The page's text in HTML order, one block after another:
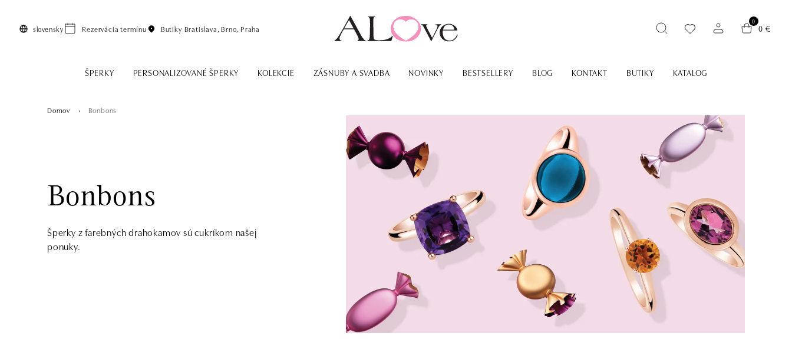
slovensky Rezervácia termínu Butiky Bratislava, Brno, Praha
0
0 €
ŠPERKY PERSONALIZOVANÉ ŠPERKY KOLEKCIE ZÁSNUBY A SVADBA NOVINKY BESTSELLERY BLOG KONTAKT BUTIKY KATALOG
Domov Bonbons
Bonbons
Šperky z farebných drahokamov sú cukríkom našej
ponuky.